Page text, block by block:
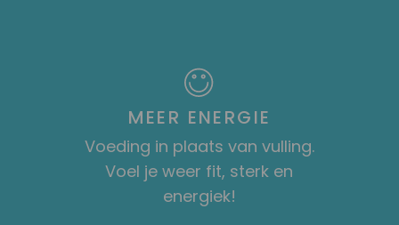
MEER ENERGIE
Voeding in plaats van vulling.
Voel je weer fit, sterk en
energiek!